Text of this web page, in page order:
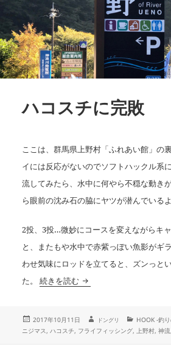
ハコスチに完敗
ここは、群馬県上野村「ふれあい館」の
イには反応がないのでソフトハックル系
流してみたら、水中に何やら不穏な動き
ら眼前の沈み石の脇にヤツが潜んでいるよ
2投、3投…微妙にコースを変えながらキ
と、またもや水中で赤紫っぽい魚影がギ
わせ気味にロッドを立てると、ズンっと
た。 続きを読む ハコスチに完敗
投
日:
2017年10月11日
作
成
者
ドングリ
カ
ゴ
HOOK -釣
ニジマス, ハコスチ, フライフィッシング, 上野村, 神